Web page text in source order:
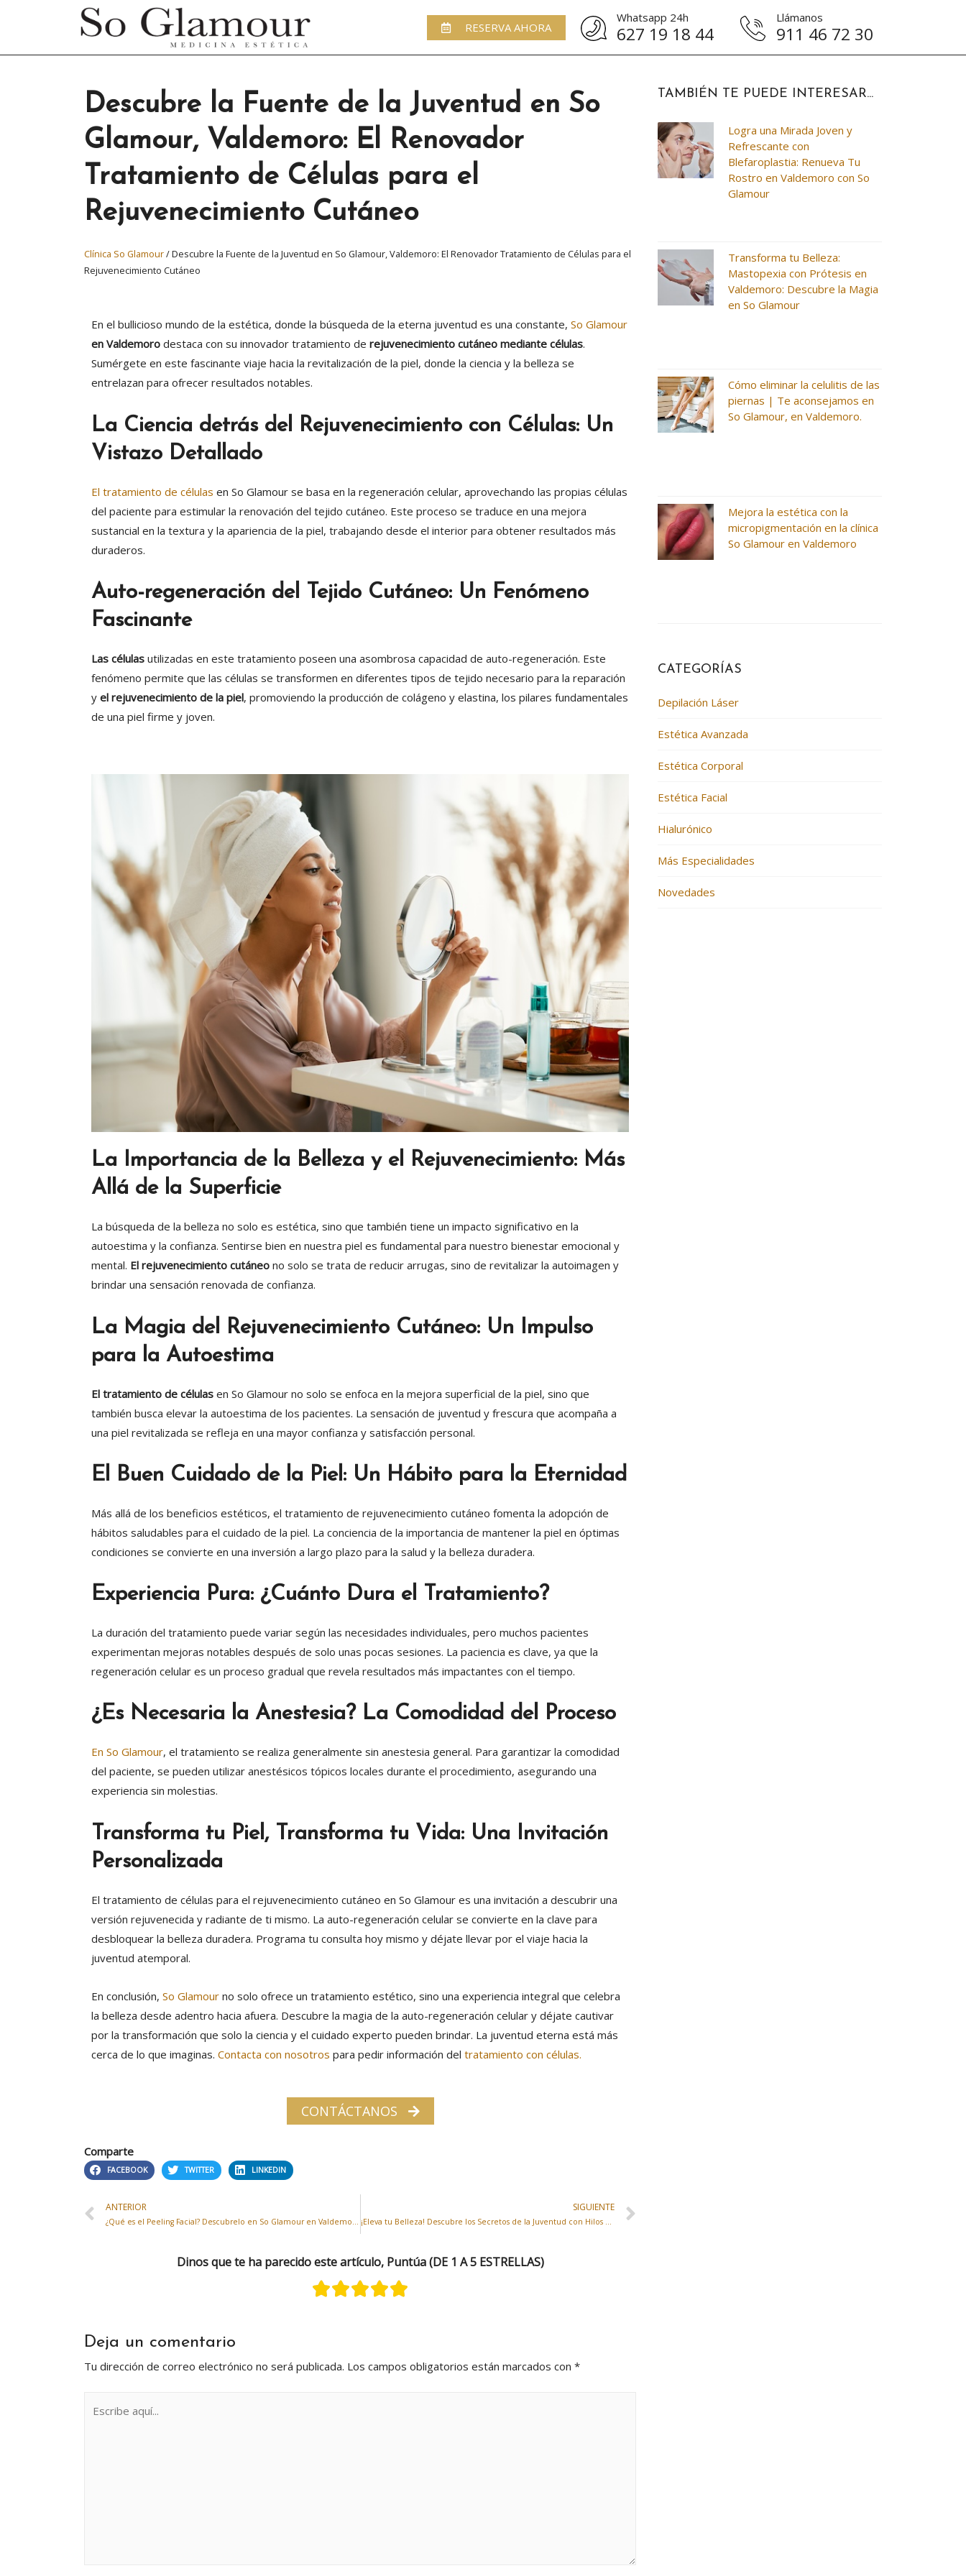
RESERVA AHORA
Whatsapp 24h
627 19 18 44
Llámanos
911 46 72 30
Descubre la Fuente de la Juventud en So
Glamour, Valdemoro: El Renovador
Tratamiento de Células para el
Rejuvenecimiento Cutáneo
Clínica So Glamour/Descubre la Fuente de la Juventud en So Glamour, Valdemoro: El Renovador Tratamiento de Células para el
Rejuvenecimiento Cutáneo
En el bullicioso mundo de la estética, donde la búsqueda de la eterna juventud es una constante, So Glamour
en Valdemoro destaca con su innovador tratamiento de rejuvenecimiento cutáneo mediante células.
Sumérgete en este fascinante viaje hacia la revitalización de la piel, donde la ciencia y la belleza se
entrelazan para ofrecer resultados notables.
La Ciencia detrás del Rejuvenecimiento con Células: Un
Vistazo Detallado
El tratamiento de células en So Glamour se basa en la regeneración celular, aprovechando las propias células
del paciente para estimular la renovación del tejido cutáneo. Este proceso se traduce en una mejora
sustancial en la textura y la apariencia de la piel, trabajando desde el interior para obtener resultados más
duraderos.
Auto-regeneración del Tejido Cutáneo: Un Fenómeno
Fascinante
Las células utilizadas en este tratamiento poseen una asombrosa capacidad de auto-regeneración. Este
fenómeno permite que las células se transformen en diferentes tipos de tejido necesario para la reparación
y el rejuvenecimiento de la piel, promoviendo la producción de colágeno y elastina, los pilares fundamentales
de una piel firme y joven.
La Importancia de la Belleza y el Rejuvenecimiento: Más
Allá de la Superficie
La búsqueda de la belleza no solo es estética, sino que también tiene un impacto significativo en la
autoestima y la confianza. Sentirse bien en nuestra piel es fundamental para nuestro bienestar emocional y
mental. El rejuvenecimiento cutáneo no solo se trata de reducir arrugas, sino de revitalizar la autoimagen y
brindar una sensación renovada de confianza.
La Magia del Rejuvenecimiento Cutáneo: Un Impulso
para la Autoestima
El tratamiento de células en So Glamour no solo se enfoca en la mejora superficial de la piel, sino que
también busca elevar la autoestima de los pacientes. La sensación de juventud y frescura que acompaña a
una piel revitalizada se refleja en una mayor confianza y satisfacción personal.
El Buen Cuidado de la Piel: Un Hábito para la Eternidad
Más allá de los beneficios estéticos, el tratamiento de rejuvenecimiento cutáneo fomenta la adopción de
hábitos saludables para el cuidado de la piel. La conciencia de la importancia de mantener la piel en óptimas
condiciones se convierte en una inversión a largo plazo para la salud y la belleza duradera.
Experiencia Pura: ¿Cuánto Dura el Tratamiento?
La duración del tratamiento puede variar según las necesidades individuales, pero muchos pacientes
experimentan mejoras notables después de solo unas pocas sesiones. La paciencia es clave, ya que la
regeneración celular es un proceso gradual que revela resultados más impactantes con el tiempo.
¿Es Necesaria la Anestesia? La Comodidad del Proceso
En So Glamour, el tratamiento se realiza generalmente sin anestesia general. Para garantizar la comodidad
del paciente, se pueden utilizar anestésicos tópicos locales durante el procedimiento, asegurando una
experiencia sin molestias.
Transforma tu Piel, Transforma tu Vida: Una Invitación
Personalizada
El tratamiento de células para el rejuvenecimiento cutáneo en So Glamour es una invitación a descubrir una
versión rejuvenecida y radiante de ti mismo. La auto-regeneración celular se convierte en la clave para
desbloquear la belleza duradera. Programa tu consulta hoy mismo y déjate llevar por el viaje hacia la
juventud atemporal.
En conclusión, So Glamour no solo ofrece un tratamiento estético, sino una experiencia integral que celebra
la belleza desde adentro hacia afuera. Descubre la magia de la auto-regeneración celular y déjate cautivar
por la transformación que solo la ciencia y el cuidado experto pueden brindar. La juventud eterna está más
cerca de lo que imaginas. Contacta con nosotros para pedir información del tratamiento con células.
CONTÁCTANOS
Comparte
FACEBOOK TWITTER LINKEDIN
ANTERIOR
¿Qué es el Peeling Facial? Descubrelo en So Glamour en Valdemoro: Renueva tu Piel con Nuestro Tratamiento Exclusivo
SIGUIENTE
¡Eleva tu Belleza! Descubre los Secretos de la Juventud con Hilos Tensores en So Glamour en Valdemoro
Dinos que te ha parecido este artículo, Puntúa (DE 1 A 5 ESTRELLAS)
Deja un comentario
Tu dirección de correo electrónico no será publicada. Los campos obligatorios están marcados con *
TAMBIÉN TE PUEDE INTERESAR...
Logra una Mirada Joven y
Refrescante con
Blefaroplastia: Renueva Tu
Rostro en Valdemoro con So
Glamour
Transforma tu Belleza:
Mastopexia con Prótesis en
Valdemoro: Descubre la Magia
en So Glamour
Cómo eliminar la celulitis de las
piernas | Te aconsejamos en
So Glamour, en Valdemoro.
Mejora la estética con la
micropigmentación en la clínica
So Glamour en Valdemoro
CATEGORÍAS
Depilación Láser
Estética Avanzada
Estética Corporal
Estética Facial
Hialurónico
Más Especialidades
Novedades